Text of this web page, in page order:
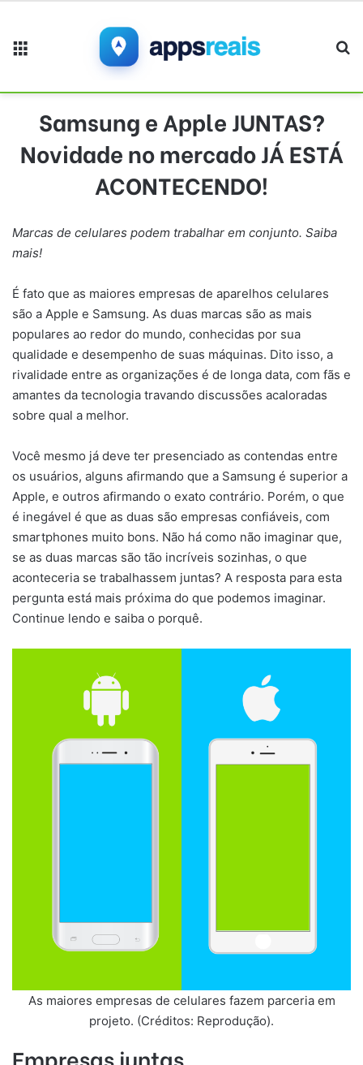
Samsung e Apple JUNTAS?
Novidade no mercado JÁ ESTÁ
ACONTECENDO!
Marcas de celulares podem trabalhar em conjunto. Saiba
mais!
É fato que as maiores empresas de aparelhos celulares
são a Apple e Samsung. As duas marcas são as mais
populares ao redor do mundo, conhecidas por sua
qualidade e desempenho de suas máquinas. Dito isso, a
rivalidade entre as organizações é de longa data, com fãs e
amantes da tecnologia travando discussões acaloradas
sobre qual a melhor.
Você mesmo já deve ter presenciado as contendas entre
os usuários, alguns afirmando que a Samsung é superior a
Apple, e outros afirmando o exato contrário. Porém, o que
é inegável é que as duas são empresas confiáveis, com
smartphones muito bons. Não há como não imaginar que,
se as duas marcas são tão incríveis sozinhas, o que
aconteceria se trabalhassem juntas? A resposta para esta
pergunta está mais próxima do que podemos imaginar.
Continue lendo e saiba o porquê.
As maiores empresas de celulares fazem parceria em
projeto. (Créditos: Reprodução).
Empresas juntas